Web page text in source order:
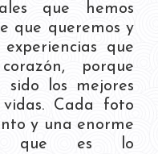
que hemos
que queremos y
que
porque
sido los mejores
Cada foto
y una enorme
que es lo